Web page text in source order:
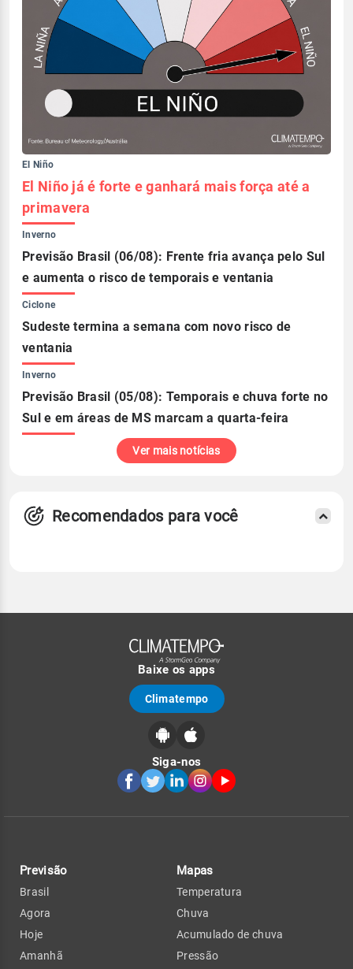
El Niño
El Niño já é forte e ganhará mais força até a
primavera
Inverno
Previsão Brasil (06/08): Frente fria avança pelo Sul
e aumenta o risco de temporais e ventania
Ciclone
Sudeste termina a semana com novo risco de
ventania
Inverno
Previsão Brasil (05/08): Temporais e chuva forte no
Sul e em áreas de MS marcam a quarta-feira
Ver mais notícias
Recomendados para você
Baixe os apps
Climatempo
Siga-nos
Previsão
Brasil
Agora
Hoje
Amanhã
Mapas
Temperatura
Chuva
Acumulado de chuva
Pressão